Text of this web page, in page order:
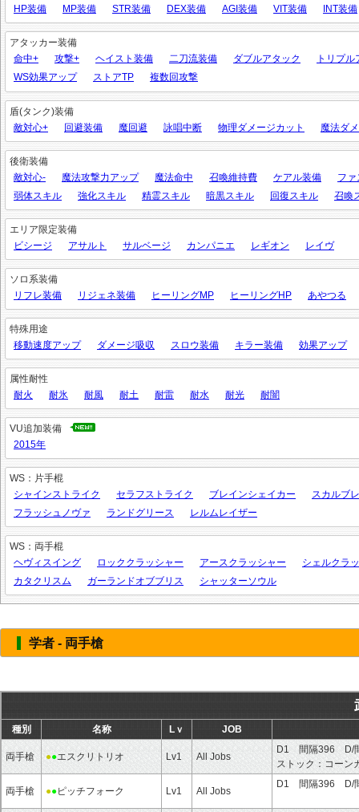
HP装備
MP装備 STR装備 DEX装備 AGI装備 VIT装備 INT装備
アタッカー装備
命中+
攻撃+ ヘイスト装備 二刀流装備 ダブルアタック
トリプル
WS効果アップ
ストアTP 複数回攻撃
盾(タンク)装備
敵対心+
回避装備 魔回避 詠唱中断 物理ダメージカット 魔法ダ
後衛装備
敵対心-
魔法攻撃力アップ 魔法命中 召喚維持費 ケアル装備
フ
弱体スキル
強化スキル 精霊スキル 暗黒スキル 回復スキル 召喚
エリア限定装備
ビシージ
アサルト サルベージ カンパニエ レギオン レイヴ
ソロ系装備
リフレ装備
リジェネ装備 ヒーリングMP ヒーリングHP あやつる
特殊用途
移動速度アップ
ダメージ吸収 スロウ装備 キラー装備 効果アップ
属性耐性
耐火
耐氷 耐風 耐土 耐雷 耐水 耐光 耐闇
VU追加装備
2015年
WS：片手棍
シャインストライク
セラフストライク ブレインシェイカー
スカルブ
フラッシュノヴァ
ランドグリース レルムレイザー
WS：両手棍
ヘヴィスイング
ロッククラッシャー アースクラッシャー
シェルクラ
カタクリスム
ガーランドオブブリス シャッターソウル
学者 - 両手槍
種別 名称 Lｖ JOB
両手槍 ●●エスクリトリオ Lv1 All Jobs
D1 間隔396 D/
ストック： コーン
両手槍 ●●ピッチフォーク Lv1 All Jobs
D1 間隔396 D/